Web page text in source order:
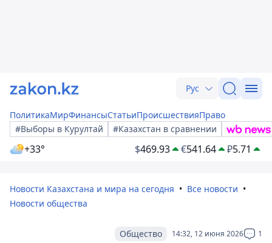
Рус
ПолитикаМирФинансыСтатьиПроисшествияПраво
#Выборы в Курултай
#Казахстан в сравнении
+33° $469.93 €541.64 ₽5.71
Новости Казахстана и мира на сегодня
Все новости
Новости общества
14:32, 12 июня 2026 1
Общество